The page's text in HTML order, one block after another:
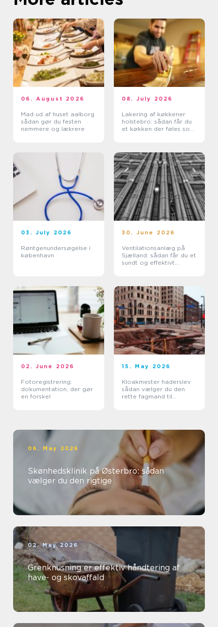
06. August 2026
Mad ud af huset aalborg
sådan gør du festen
nemmere og lækrere
08. July 2026
Lakering af køkkener
holstebro: sådan får du
et køkken der føles som
03. July 2026
Røntgenundersøgelse i
københavn
30. June 2026
Ventilationsanlæg på
Sjælland: sådan får du et
sundt og effektivt
02. June 2026
Fotoregistrering:
dokumentation, der gør
en forskel
15. May 2026
Kloakmester haderslev
sådan vælger du den
rette fagmand til
06. May 2026
Skønhedsklinik på Østerbro: sådan
vælger du den rigtige
02. May 2026
Grenknusning er effektiv håndtering af
have- og skovaffald